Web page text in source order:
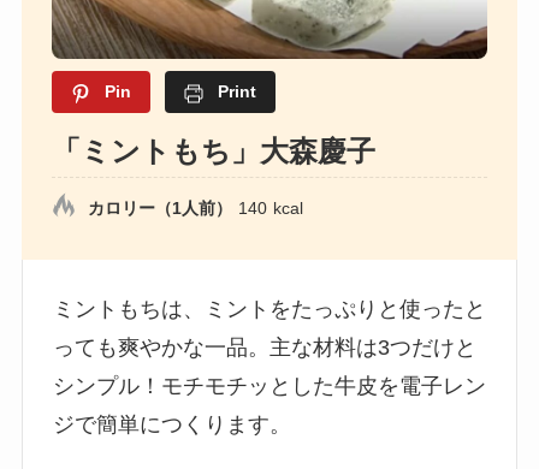
Pin Print
「ミントもち」大森慶子
カロリー（1人前） 140 kcal
ミントもちは、ミントをたっぷりと使ったと
っても爽やかな一品。主な材料は3つだけと
シンプル！モチモチッとした牛皮を電子レン
ジで簡単につくります。